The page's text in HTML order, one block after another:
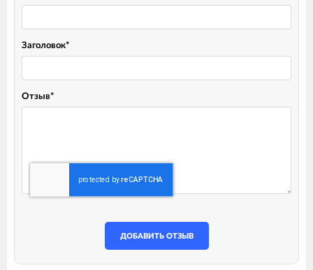
Заголовок*
Отзыв*
ДОБАВИТЬ ОТЗЫВ